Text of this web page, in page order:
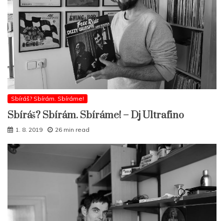
Sbíráš? Sbírám. Sbíráme!
Sbíráš? Sbírám. Sbíráme! – Dj Ultrafino
1. 8. 2019 26 min read